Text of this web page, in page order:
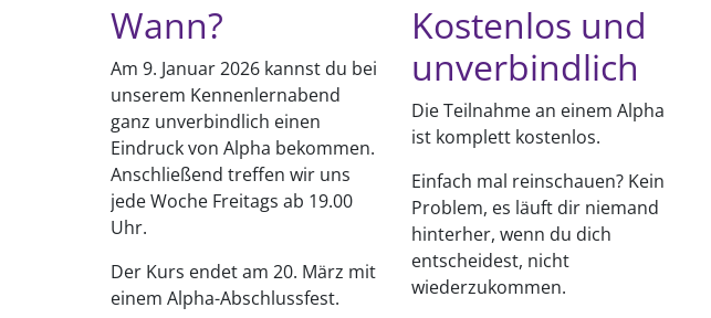
Wann?
Am 9. Januar 2026 kannst du bei
unserem Kennenlernabend
ganz unverbindlich einen
Eindruck von Alpha bekommen.
Anschließend treffen wir uns
jede Woche Freitags ab 19.00
Uhr.
Der Kurs endet am 20. März mit
einem Alpha-Abschlussfest.
Kostenlos und
unverbindlich
Die Teilnahme an einem Alpha
ist komplett kostenlos.
Einfach mal reinschauen? Kein
Problem, es läuft dir niemand
hinterher, wenn du dich
entscheidest, nicht
wiederzukommen.